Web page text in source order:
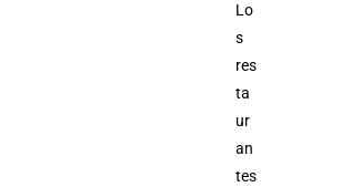
Lo
s
res
ta
ur
an
tes